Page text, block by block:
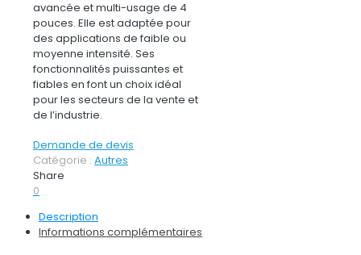
avancée et multi-usage de 4
pouces. Elle est adaptée pour
des applications de faible ou
moyenne intensité. Ses
fonctionnalités puissantes et
fiables en font un choix idéal
pour les secteurs de la vente et
de l’industrie.
Demande de devis
Catégorie : Autres
Share
0
Description
Informations complémentaires